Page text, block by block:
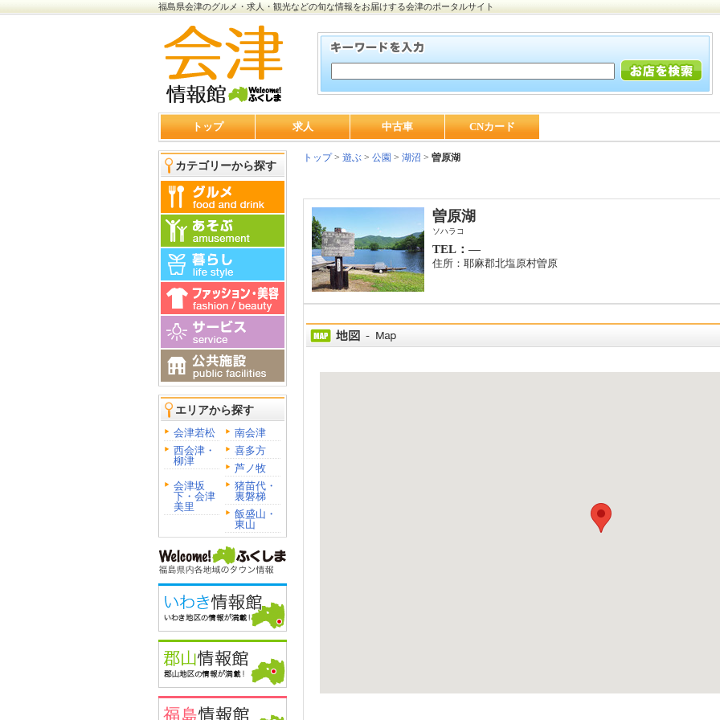
福島県会津のグルメ・求人・観光などの旬な情報をお届けする会津のポータルサイト
トップ 求人 中古車 CNカード
カテゴリーから探す
エリアから探す
会津若松
南会津
西会津・
柳津
喜多方
芦ノ牧
会津坂
下・会津
美里
猪苗代・
裏磐梯
飯盛山・
東山
トップ> 遊ぶ > 公園 > 湖沼 > 曽原湖
曽原湖
ソハラコ
TEL：―
住所：耶麻郡北塩原村曽原